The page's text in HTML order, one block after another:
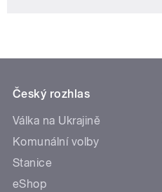
Český rozhlas
Válka na Ukrajině
Komunální volby
Stanice
eShop